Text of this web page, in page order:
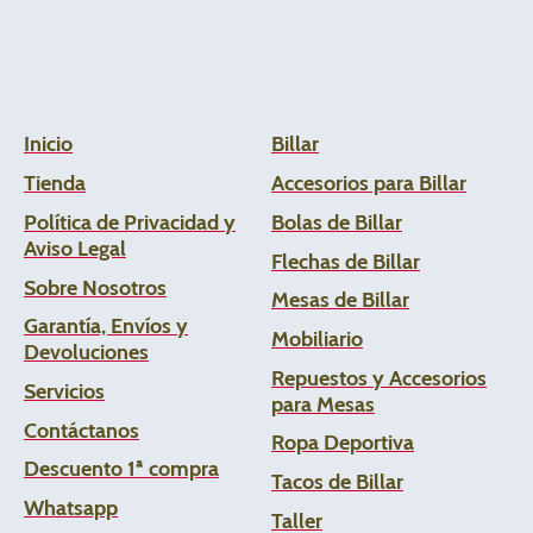
Inicio
Tienda
Política de Privacidad y
Aviso Legal
Sobre Nosotros
Garantía, Envíos y
Devoluciones
Servicios
Contáctanos
Descuento 1ª compra
Whatsapp
Billar
Accesorios para Billar
Bolas de Billar
Flechas de Billar
Mesas de Billar
Mobiliario
Repuestos y Accesorios
para Mesas
Ropa Deportiva
Tacos de Billar
Taller